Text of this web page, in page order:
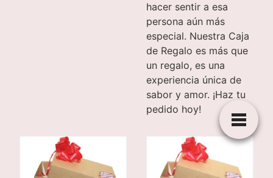
hacer sentir a esa
persona aún más
especial. Nuestra Caja
de Regalo es más que
un regalo, es una
experiencia única de
sabor y amor. ¡Haz tu
pedido hoy!